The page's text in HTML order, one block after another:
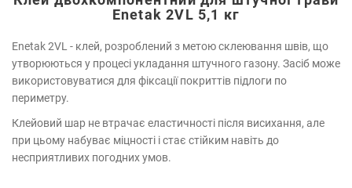
Enetak 2VL 5,1 кг
Enetak 2VL - клей, розроблений з метою склеювання швів, що
утворюються у процесі укладання штучного газону. Засіб може
використовуватися для фіксації покриттів підлоги по
периметру.
Клейовий шар не втрачає еластичності після висихання, але
при цьому набуває міцності і стає стійким навіть до
несприятливих погодних умов.